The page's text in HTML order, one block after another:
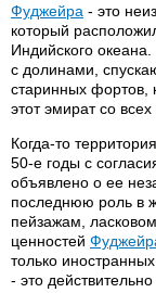
Ibis Hotel 3*
Imperial Suits 4*
Intercontinental
Jebel Ali Golf
Jumeirah Beach 5*
Jumeirah Beach
Jumeira Rotana 4*
Фуджейра - это
который
Индийского
с долинами,
старинных фортов,
этот эмират со всех
Когда-то территория
50-е годы с
объявлено о ее
последнюю роль в
пейзажам,
ценностей
только
- это